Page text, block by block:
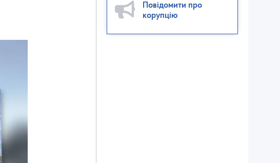
Повідомити про
корупцію